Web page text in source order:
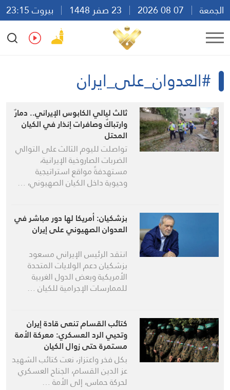
الجمعة
بيروت 23:15
Ar
En Fr Es
#العدوان_على_ايران
ثالث ليالي الكابوس الإيراني.. دمارٌ
وارتباكٌ وصافرات إنذار في الكيان
المحتل
تواصلت لليوم الثالث على التوالي
الضربات الصاروخية الإيرانية،
مستهدفةً مواقع استراتيجية
وحيوية داخل الكيان الصهيوني، …
بزشكيان: أمريكا لها دور مباشر في
العدوان الصهيوني على إيران
انتقد الرئيس الإيراني مسعود
بزشكيان دعم الولايات المتحدة
الأمريكية وبعض الدول الغربية
للممارسات الإجرامية للكيان …
كتائب القسام تنعى قادة إيران
وتحيي الرد العسكري: معركة الأمة
مستمرة حتى زوال الكيان
الصهيوني
بكل فخر واعتزاز، نعت كتائب الشهيد
عز الدين القسام، الجناح العسكري
لحركة حماس، إلى الأمة …